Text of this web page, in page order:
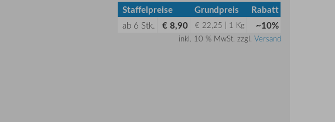
Staffelpreise Grundpreis Rabatt
ab 6 Stk. € 8,90 € 22,25 | 1 Kg ~10%
inkl. 10 % MwSt. zzgl. Versand